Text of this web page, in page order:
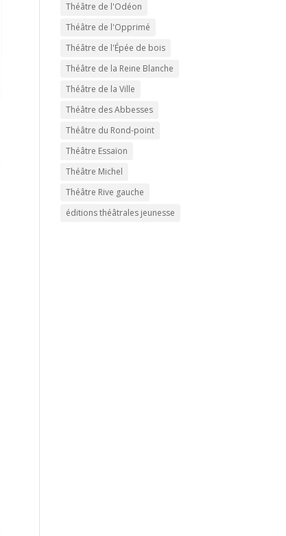
Théâtre de l'Odéon
Théâtre de l'Opprimé
Théâtre de l'Épée de bois
Théâtre de la Reine Blanche
Théâtre de la Ville
Théâtre des Abbesses
Théâtre du Rond-point
Théâtre Essaïon
Théâtre Michel
Théâtre Rive gauche
éditions théâtrales jeunesse